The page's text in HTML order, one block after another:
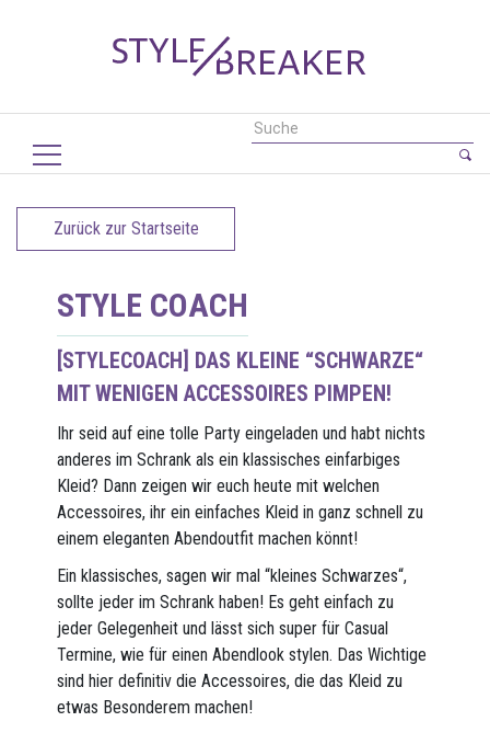
Zurück zur Startseite
STYLE COACH
[STYLECOACH] DAS KLEINE “SCHWARZE“
MIT WENIGEN ACCESSOIRES PIMPEN!
Ihr seid auf eine tolle Party eingeladen und habt nichts
anderes im Schrank als ein klassisches einfarbiges
Kleid? Dann zeigen wir euch heute mit welchen
Accessoires, ihr ein einfaches Kleid in ganz schnell zu
einem eleganten Abendoutfit machen könnt!
Ein klassisches, sagen wir mal “kleines Schwarzes“,
sollte jeder im Schrank haben! Es geht einfach zu
jeder Gelegenheit und lässt sich super für Casual
Termine, wie für einen Abendlook stylen. Das Wichtige
sind hier definitiv die Accessoires, die das Kleid zu
etwas Besonderem machen!